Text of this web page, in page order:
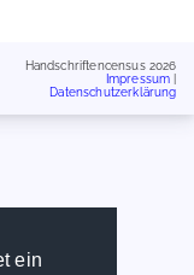
ein
Handschriftencensus 2026
Impressum
Datenschutzerklärung